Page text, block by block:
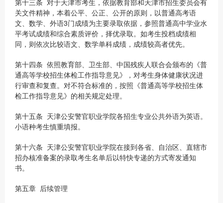
第十三条 对于天津市考生，依据教育部和天津市招生委员会有
关文件精神，本着公平、公正、公开的原则，以普通高考语
文、数学、外语3门成绩为主要录取依据，参照普通高中学业水
平考试成绩和综合素质评价，择优录取。如考生投档成绩相
同，则依次比较语文、数学单科成绩，成绩较高者优先。
第十四条 依照教育部、卫生部、中国残疾人联合会颁布的《普
通高等学校招生体检工作指导意见》，对考生身体健康状况进
行审查和复查。对不符合标准的，按照《普通高等学校招生体
检工作指导意见》的相关规定处理。
第十五条 天津公安警官职业学院各招生专业公共外语为英语。
小语种考生慎重填报。
第十六条 天津公安警官职业学院在接到各省、自治区、直辖市
招办核准备案的录取考生名单后以特快专递的方式寄发通知
书。
第五章 后续管理